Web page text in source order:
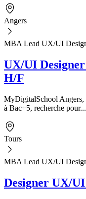
Angers
MBA Lead UX/UI
UX/UI
H/F
MyDigitalSchool Angers,
à Bac+5, recherche pour...
Tours
MBA Lead UX/UI
Designer UX/